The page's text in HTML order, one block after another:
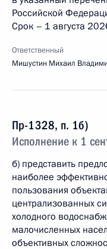
Российской
Срок – 1 августа
Ответственный
Мишустин Михаил
Пр-1328, п. 1б)
Исполнение к 1
б) представить
наиболее
пользования
централизованных
холодного
малочисленных
объективных